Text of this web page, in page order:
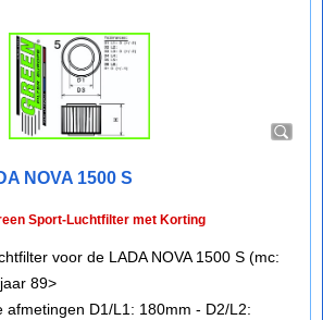
NOVA 1500 S
Sport-Luchtfilter met Korting
voor de LADA NOVA 1500 S (mc:
89>
afmetingen D1/L1: 180mm - D2/L2: